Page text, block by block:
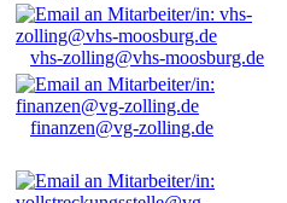
vhs-zolling@vhs-moosburg.de
finanzen@vg-zolling.de